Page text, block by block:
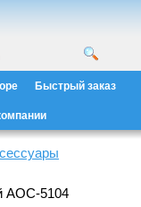
Быстрый заказ
АОС-5104